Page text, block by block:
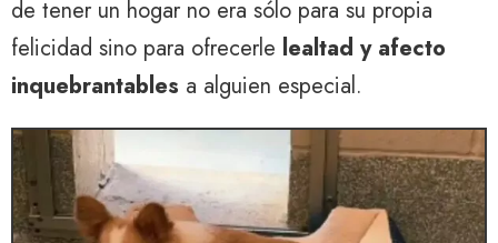
de tener un hogar no era sólo para su propia
felicidad sino para ofrecerle lealtad y afecto
inquebrantables a alguien especial.